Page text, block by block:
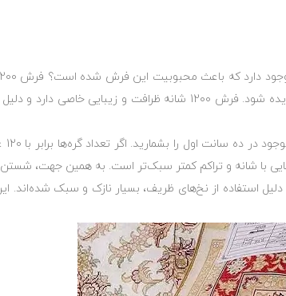
تعداد 1200 گره در هر متر عرضی آن بافته شده است و همین باعث می‌شود فرش متراکم و زیبا دیده شود. فرش 1200
استفاده از نخ‌های ظریف، بسیار نازک و سبک شده‌اند.